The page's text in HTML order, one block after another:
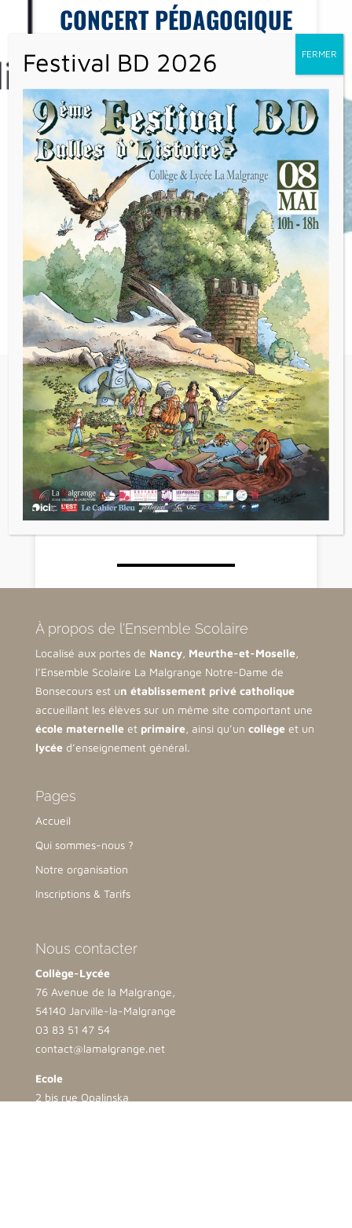
CONCERT PÉDAGOGIQUE
À LA SALLE POIREL
Ce vendredi 3 juin, les élèves de la classe de
CE1 bleu se sont rendus Salle Poirel afin
d’assister à un concert pédagogique : « La
Force Du Destin ». Les enfants ont pu
découvrir l’oeuvre de Antonin Dvořák
:Symphonie n°9 en mi mineur, B. 178, opus
95, diteDu Nouveau Monde.
Voir tous les articles
←Article précédent
Article suivant→
À propos de l’Ensemble Scolaire
Localisé aux portes de Nancy, Meurthe-et-Moselle,
l’Ensemble Scolaire La Malgrange Notre-Dame de
Bonsecours est un établissement privé catholique
accueillant les élèves sur un même site comportant une
école maternelleet primaire, ainsi qu’un collègeet un
lycéed’enseignement général.
Pages
Accueil
Qui sommes-nous ?
Notre organisation
Inscriptions & Tarifs
Nous contacter
Collège-Lycée
76 Avenue de la Malgrange,
54140 Jarville-la-Malgrange
03 83 51 47 54
contact@lamalgrange.net
Ecole
2 bis rue Opalinska